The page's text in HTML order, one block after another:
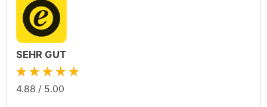
SEHR GUT
★★★★★
4.88 / 5.00